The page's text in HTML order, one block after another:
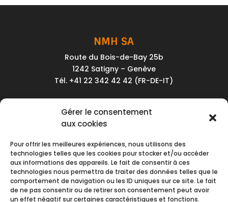
Gérer le consentement
aux cookies
Pour offrir les meilleures expériences, nous utilisons des
technologies telles que les cookies pour stocker et/ou accéder
aux informations des appareils. Le fait de consentir à ces
technologies nous permettra de traiter des données telles que le
comportement de navigation ou les ID uniques sur ce site. Le fait
de ne pas consentir ou de retirer son consentement peut avoir
un effet négatif sur certaines caractéristiques et fonctions.
NMH SA
Route du Bois-de-Bay 25b
1242 Satigny – Genève
Tél. +41 22 342 42 42 (FR-DE-IT)
Service client
Conditions générales de vente
Impressum
Nous contacter
Moyens de paiement